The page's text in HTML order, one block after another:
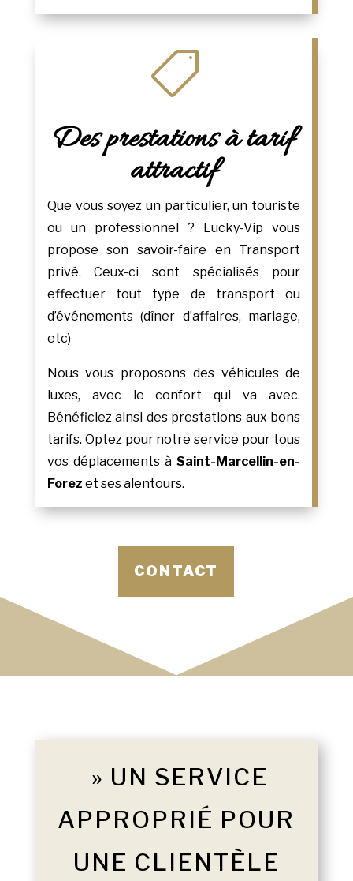

Des prestations à tarif
attractif
Que vous soyez un particulier, un touriste
ou un professionnel ? Lucky-Vip vous
propose son savoir-faire en Transport
privé. Ceux-ci sont spécialisés pour
effectuer tout type de transport ou
d’événements (dîner d’affaires, mariage,
etc)
Nous vous proposons des véhicules de
luxes, avec le confort qui va avec.
Bénéficiez ainsi des prestations aux bons
tarifs. Optez pour notre service pour tous
vos déplacements àSaint-Marcellin-en-
Forez et ses alentours.
CONTACT
» UN SERVICE
APPROPRIÉ POUR
UNE CLIENTÈLE